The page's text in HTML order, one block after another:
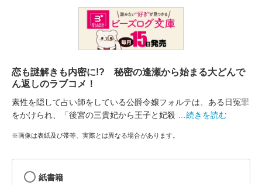
恋も謎解きも内密に!? 秘密の逢瀬から始まる大どんで
ん返しのラブコメ！
素性を隠して占い師をしている公爵令嬢フォルテは、ある日冤罪
をかけられ、「後宮の三貴妃から王子と妃殺
…続きを読む
※画像は表紙及び帯等、実際とは異なる場合があります。
紙書籍